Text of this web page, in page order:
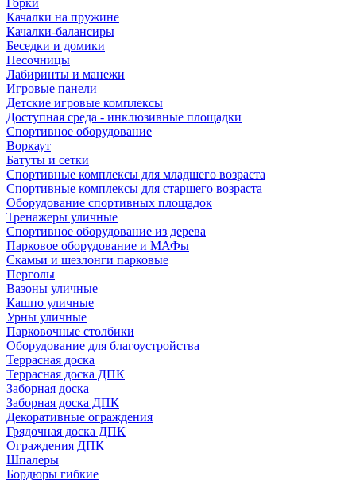
Горки
Качалки на пружине
Качалки-балансиры
Беседки и домики
Песочницы
Лабиринты и манежи
Игровые панели
Детские игровые комплексы
Доступная среда - инклюзивные площадки
Спортивное оборудование
Воркаут
Батуты и сетки
Спортивные комплексы для младшего возраста
Спортивные комплексы для старшего возраста
Оборудование спортивных площадок
Тренажеры уличные
Спортивное оборудование из дерева
Парковое оборудование и МАФы
Скамьи и шезлонги парковые
Перголы
Вазоны уличные
Кашпо уличные
Урны уличные
Парковочные столбики
Оборудование для благоустройства
Террасная доска
Террасная доска ДПК
Заборная доска
Заборная доска ДПК
Декоративные ограждения
Грядочная доска ДПК
Ограждения ДПК
Шпалеры
Бордюры гибкие